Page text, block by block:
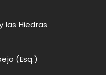
las Hiedras
(Esq.)